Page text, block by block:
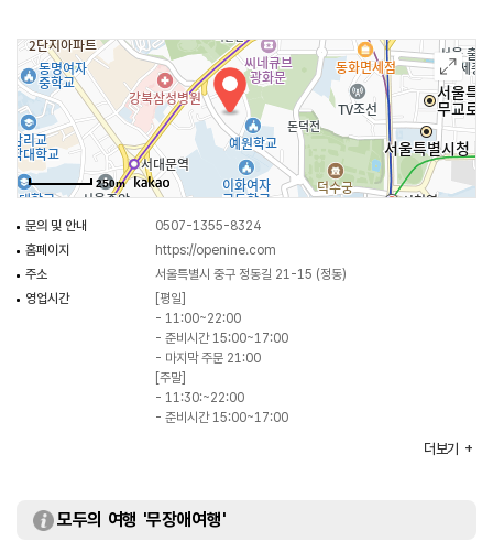
250m
문의 및 안내
0507-1355-8324
홈페이지
https://openine.com
주소
서울특별시 중구 정동길 21-15 (정동)
영업시간
[평일]
- 11:00~22:00
- 준비시간 15:00~17:00
- 마지막 주문 21:00
[주말]
- 11:30:~22:00
- 준비시간 15:00~17:00
대표메뉴
암소 한우 어복쟁반
취급메뉴
더보기
모두의 여행 '무장애여행'